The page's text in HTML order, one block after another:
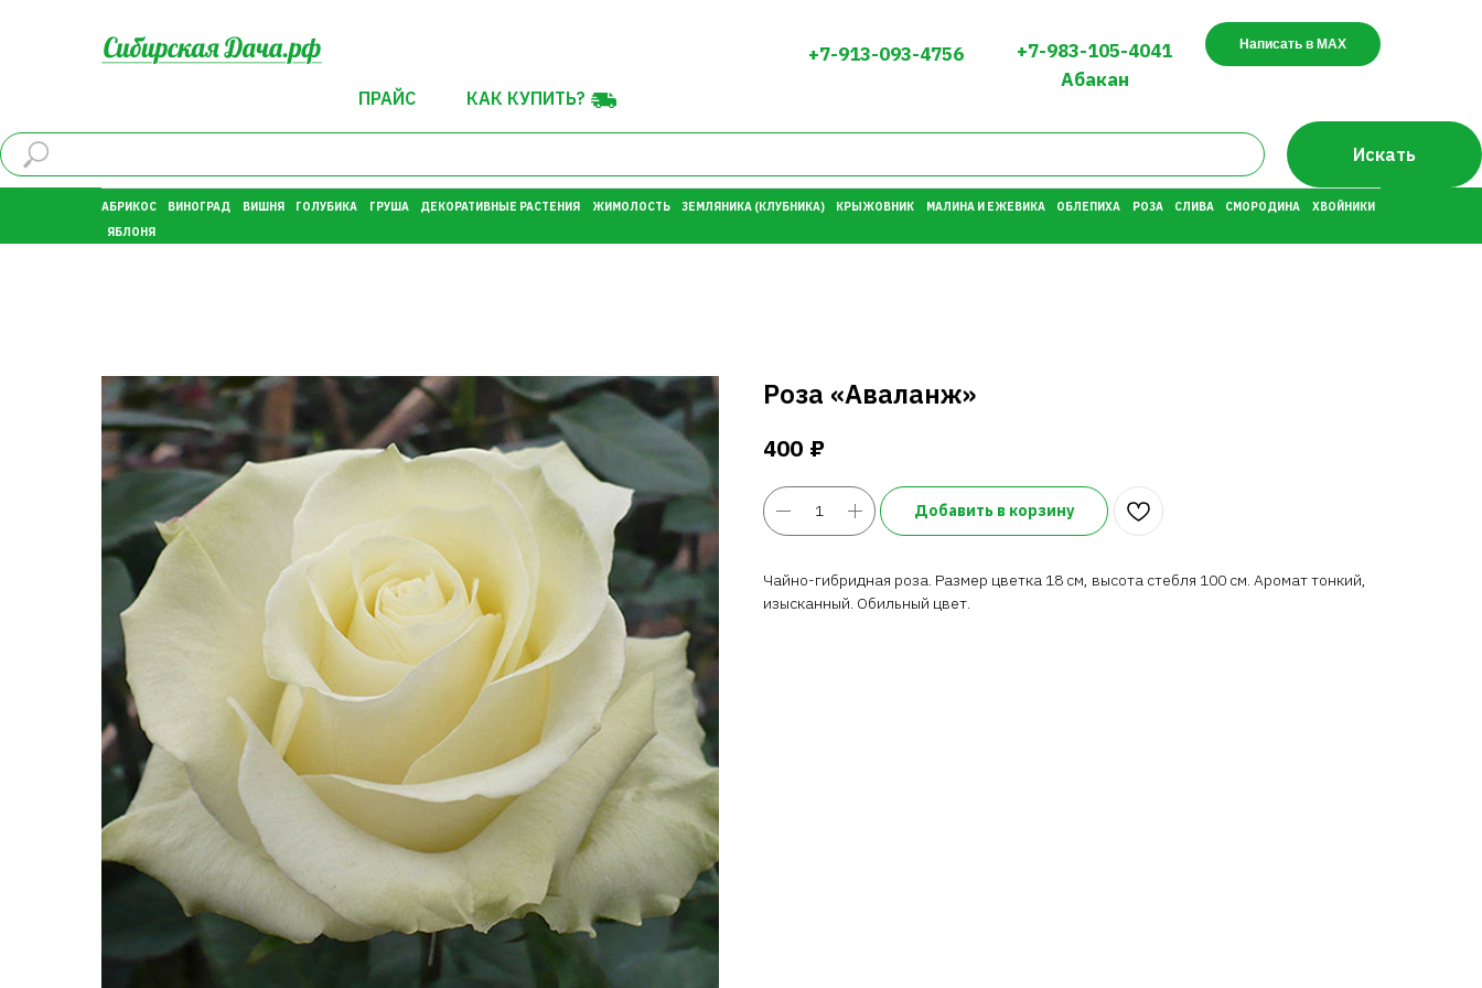
+7-913-093-4756 Написать в MAX
+7-983-105-4041
Абакан
ПРАЙС КАК КУПИТЬ?
Искать
АБРИКОС ВИНОГРАД ВИШНЯ ГОЛУБИКА ГРУША ДЕКОРАТИВНЫЕ РАСТЕНИЯ ЖИМОЛОСТЬ ЗЕМЛЯНИКА (КЛУБНИКА) КРЫЖОВНИК МАЛИНА И ЕЖЕВИКА ОБЛЕПИХА РОЗА СЛИВА СМОРОДИНА
ХВОЙНИКИ
ЯБЛОНЯ
Роза «Аваланж»
400 ₽
Добавить в корзину
Чайно-гибридная роза. Размер цветка 18 см, высота стебля 100 см. Аромат тонкий,
изысканный. Обильный цвет.